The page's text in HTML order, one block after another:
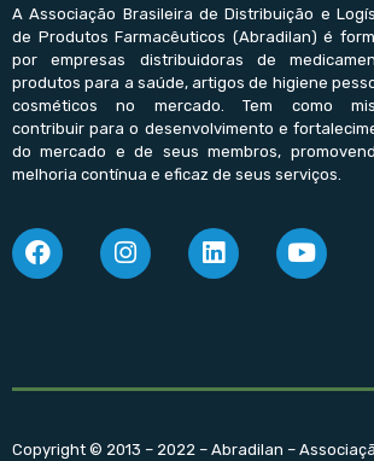
A Associação Brasileira de Distribuição e
de Produtos Farmacêuticos (Abradilan) é
por empresas distribuidoras de
produtos para a saúde, artigos de higiene
cosméticos no mercado. Tem como
contribuir para o desenvolvimento e
do mercado e de seus membros,
melhoria contínua e eficaz de seus serviços.
Copyright © 2013 – 2022 – Abradilan –